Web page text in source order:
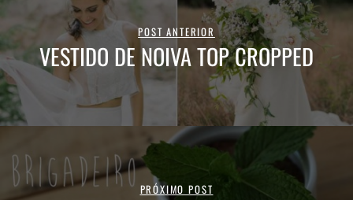
POST ANTERIOR
VESTIDO DE NOIVA TOP CROPPED
PRÓXIMO POST